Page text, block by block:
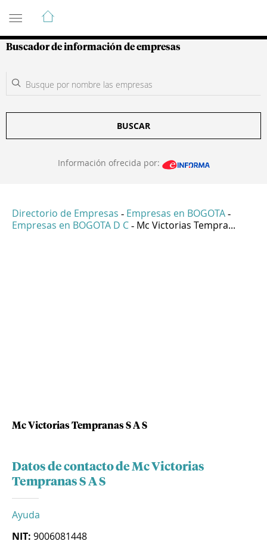
Guía de Empresas Colombianas
Buscador de información de empresas
BUSCAR
Información ofrecida por:
Directorio de Empresas - Empresas en BOGOTA -
Empresas en BOGOTA D C - Mc Victorias Tempra...
Mc Victorias Tempranas S A S
Datos de contacto de Mc Victorias
Tempranas S A S
Ayuda
NIT: 9006081448